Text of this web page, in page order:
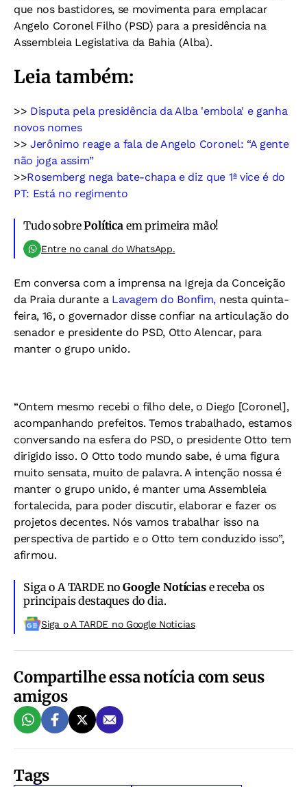
que nos bastidores, se movimenta para emplacar
Angelo Coronel Filho (PSD) para a presidência na
Assembleia Legislativa da Bahia (Alba).
Leia também:
>> Disputa pela presidência da Alba 'embola' e ganha
novos nomes
>> Jerônimo reage a fala de Angelo Coronel: “A gente
não joga assim”
>>Rosemberg nega bate-chapa e diz que 1ª vice é do
PT: Está no regimento
Tudo sobrePolítica em primeira mão!
Entre no canal do WhatsApp.
Em conversa com a imprensa na Igreja da Conceição
da Praia durante a Lavagem do Bonfim, nesta quinta-
feira, 16, o governador disse confiar na articulação do
senador e presidente do PSD, Otto Alencar, para
manter o grupo unido.
“Ontem mesmo recebi o filho dele, o Diego [Coronel],
acompanhando prefeitos. Temos trabalhado, estamos
conversando na esfera do PSD, o presidente Otto tem
dirigido isso. O Otto todo mundo sabe, é uma figura
muito sensata, muito de palavra. A intenção nossa é
manter o grupo unido, é manter uma Assembleia
fortalecida, para poder discutir, elaborar e fazer os
projetos decentes. Nós vamos trabalhar isso na
perspectiva de partido e o Otto tem conduzido isso”,
afirmou.
Siga o A TARDE noGoogle Notíciase receba os
principais destaques do dia.
Siga o A TARDE no Google Noticias
Compartilhe essa notícia com seus
amigos
Tags